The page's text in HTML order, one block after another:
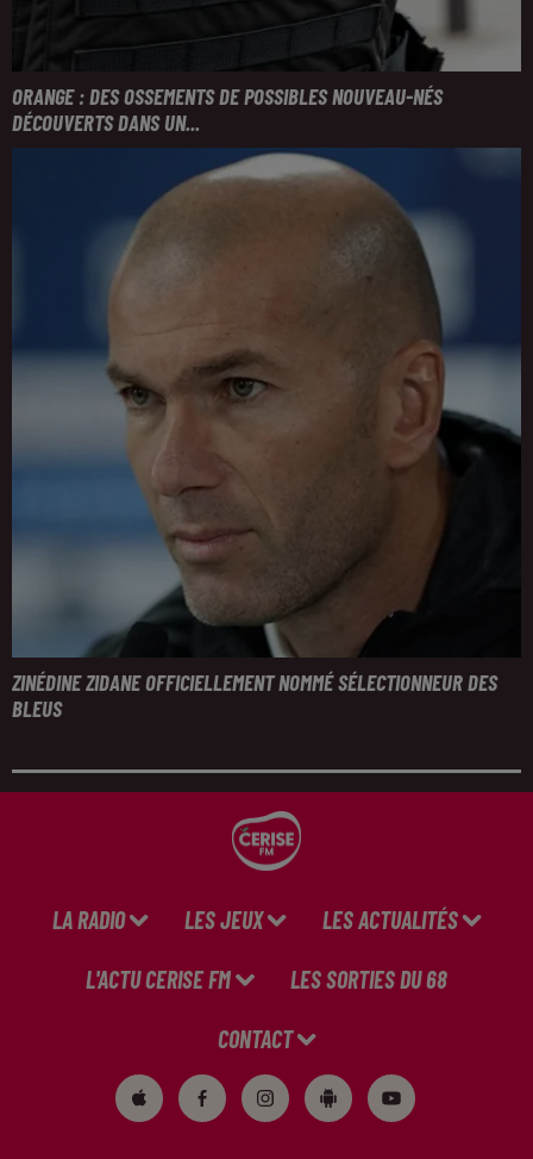
ORANGE : DES OSSEMENTS DE POSSIBLES NOUVEAU-NÉS
DÉCOUVERTS DANS UN...
ZINÉDINE ZIDANE OFFICIELLEMENT NOMMÉ SÉLECTIONNEUR DES
BLEUS
LA RADIO LES JEUX LES ACTUALITÉS
L'ACTU CERISE FM LES SORTIES DU 68
CONTACT